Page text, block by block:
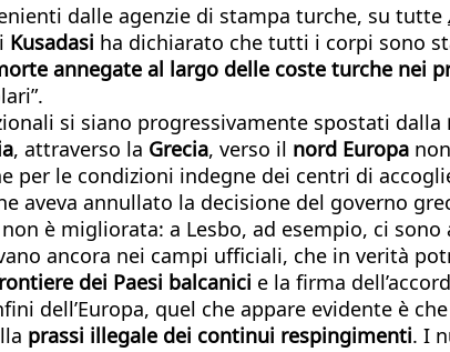
dalle agenzie di stampa turche, su tutte
Kusadasi ha dichiarato che tutti i corpi sono
annegate al largo delle coste turche nei
si siano progressivamente spostati dalla
, attraverso la Grecia, verso il nord Europa
per le condizioni indegne dei centri di
aveva annullato la decisione del governo
è migliorata: a Lesbo, ad esempio, ci
ancora nei campi ufficiali, che in verità
dei Paesi balcanici e la firma
dell’Europa, quel che appare evidente è
prassi illegale dei continui respingimenti. I